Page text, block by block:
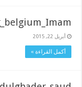
أبريل 22, 2015
أكمل القراءة »